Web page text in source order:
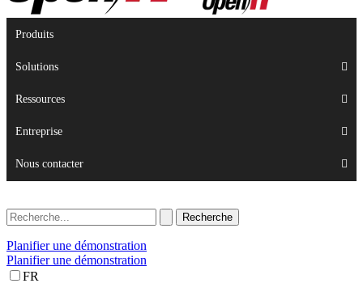
Produits
Solutions
Ressources
Entreprise
Nous contacter
Planifier une démonstration
Planifier une démonstration
FR